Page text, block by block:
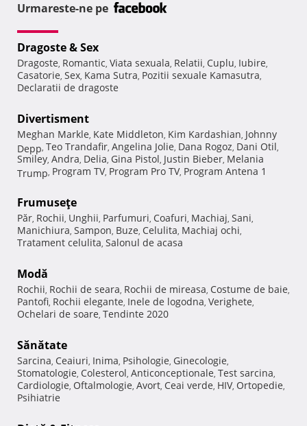
Urmareste-ne pe
Dragoste & Sex
Dragoste, Romantic, Viata sexuala, Relatii, Cuplu, Iubire,
Casatorie, Sex, Kama Sutra, Pozitii sexuale Kamasutra,
Declaratii de dragoste
Divertisment
Meghan Markle, Kate Middleton, Kim Kardashian, Johnny
Depp, Teo Trandafir, Angelina Jolie, Dana Rogoz, Dani Otil,
Smiley, Andra, Delia, Gina Pistol, Justin Bieber, Melania
Trump, Program TV, Program Pro TV, Program Antena 1
Frumuseţe
Păr, Rochii, Unghii, Parfumuri, Coafuri, Machiaj, Sani,
Manichiura, Sampon, Buze, Celulita, Machiaj ochi,
Tratament celulita, Salonul de acasa
Modă
Rochii, Rochii de seara, Rochii de mireasa, Costume de baie,
Pantofi, Rochii elegante, Inele de logodna, Verighete,
Ochelari de soare, Tendinte 2020
Sănătate
Sarcina, Ceaiuri, Inima, Psihologie, Ginecologie,
Stomatologie, Colesterol, Anticonceptionale, Test sarcina,
Cardiologie, Oftalmologie, Avort, Ceai verde, HIV, Ortopedie,
Psihiatrie